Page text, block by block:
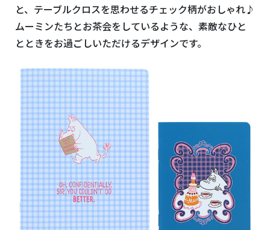
と、テーブルクロスを思わせるチェック柄がおしゃれ♪
ムーミンたちとお茶会をしているような、素敵なひと
とときをお過ごしいただけるデザインです。